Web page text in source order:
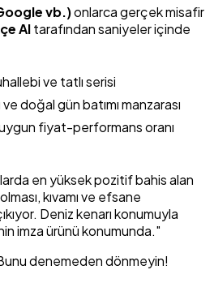
vb.)onlarca gerçek misafir
AItarafından saniyeler içinde
ve tatlı serisi
doğal gün batımı manzarası
fiyat-performans oranı
en yüksek pozitif bahis alan
kıvamı ve efsane
Deniz kenarı konumuyla
imza ürünü konumunda."
denemeden dönmeyin!